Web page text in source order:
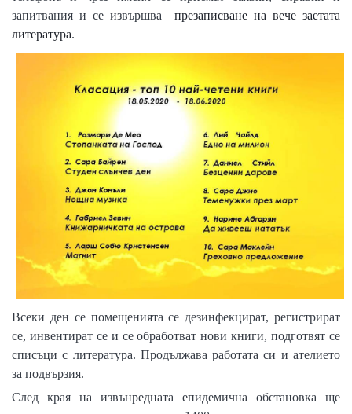
запитвания и се извършва
презаписване на вече заетата
литература.
Всеки ден се помещенията се дезинфекцират, регистрират
се, инвентират се и се обработват нови книги, подготвят се
списъци с литература. Продължава работата си и ателието
за подвързия.
След края на извънредната епидемична обстановка ще